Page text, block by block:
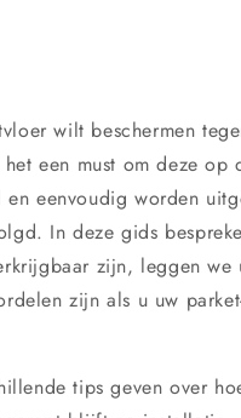
wilt beschermen
een must om deze
eenvoudig worden
In deze gids
zijn, leggen
zijn als u uw
tips geven over